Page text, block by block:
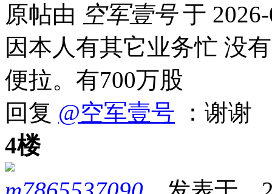
原帖由 空军壹号于
因本人有其它业务忙 没
便拉。有700万股
回复 @空军壹号 ：谢谢
4楼